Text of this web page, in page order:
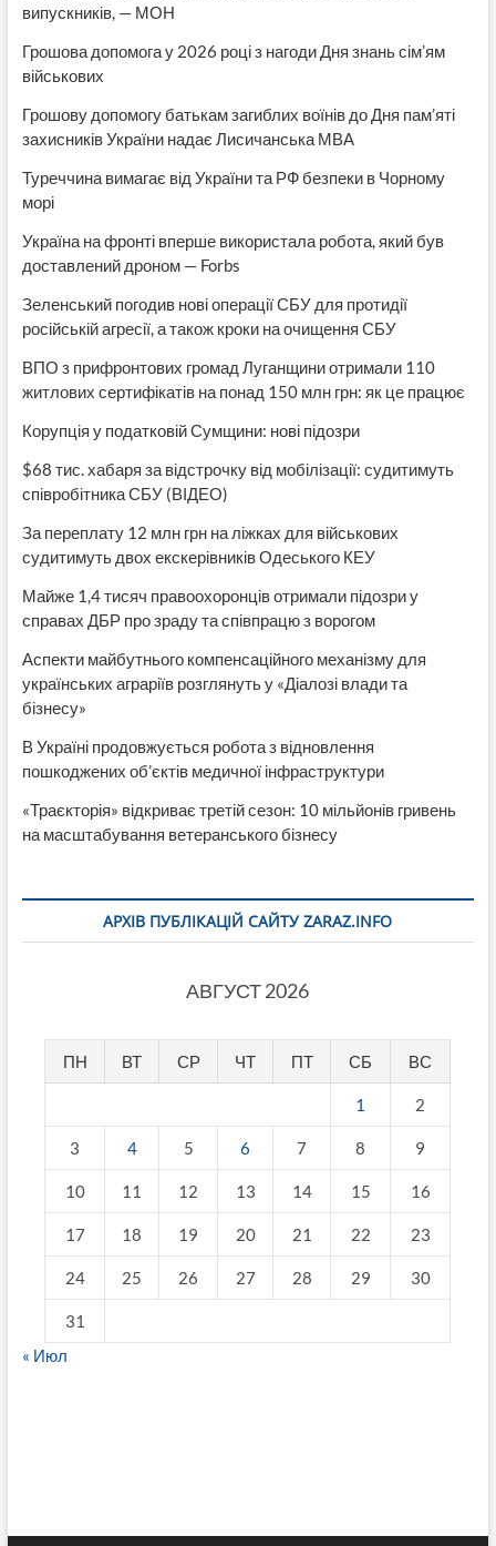
випускників, — МОН
Грошова допомога у 2026 році з нагоди Дня знань сім’ям
військових
Грошову допомогу батькам загиблих воїнів до Дня пам’яті
захисників України надає Лисичанська МВА
Туреччина вимагає від України та РФ безпеки в Чорному
морі
Україна на фронті вперше використала робота, який був
доставлений дроном — Forbs
Зеленський погодив нові операції СБУ для протидії
російській агресії, а також кроки на очищення СБУ
ВПО з прифронтових громад Луганщини отримали 110
житлових сертифікатів на понад 150 млн грн: як це працює
Корупція у податковій Сумщини: нові підозри
$68 тис. хабаря за відстрочку від мобілізації: судитимуть
співробітника СБУ (ВІДЕО)
За переплату 12 млн грн на ліжках для військових
судитимуть двох екскерівників Одеського КЕУ
Майже 1,4 тисяч правоохоронців отримали підозри у
справах ДБР про зраду та співпрацю з ворогом
Аспекти майбутнього компенсаційного механізму для
українських аграріїв розглянуть у «Діалозі влади та
бізнесу»
В Україні продовжується робота з відновлення
пошкоджених об’єктів медичної інфраструктури
«Траєкторія» відкриває третій сезон: 10 мільйонів гривень
на масштабування ветеранського бізнесу
АРХІВ ПУБЛІКАЦІЙ САЙТУ ZARAZ.INFO
АВГУСТ 2026
ПН ВТ СР ЧТ ПТ СБ ВС
1 2
3 4 5 6 7 8 9
10 11 12 13 14 15 16
17 18 19 20 21 22 23
24 25 26 27 28 29 30
31
« Июл